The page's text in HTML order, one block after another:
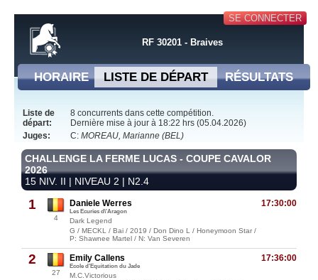
SE CONNECTER
RF 30201 - Braives
HORAIRE LISTE DE DÉPART RÉSULTATS
Liste de
départ:
8 concurrents dans cette compétition.
Dernière mise à jour à 18:22 hrs (05.04.2026)
Juges:
C: MOREAU, Marianne (BEL)
CHALLENGE LA FERME LUCAS - COUPE CAVALOR
2026
15 NIV. II | NIVEAU 2 | N2.4
1
4
17:30:00
Daniele Werres
Les Ecuries d\'Aragon
Dark Legend
G / MECKL / Bai / 2019 / Don Dino L / Honeymoon Star /
P: Shawnee Martel / N: Van Severen
2
27
17:36:00
Emily Callens
Ecole d'Equitation du Jade
M.C.Victorious